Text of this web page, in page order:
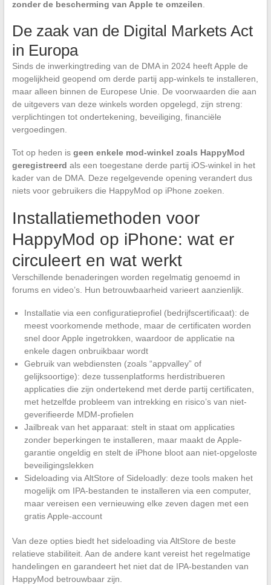
zonder de bescherming van Apple te omzeilen
De zaak van de Digital Markets Act
in Europa
Sinds de inwerkingtreding van de DMA in 2024 heeft Apple de
mogelijkheid geopend om derde partij app-winkels te installeren,
maar alleen binnen de Europese Unie. De voorwaarden die aan
de uitgevers van deze winkels worden opgelegd, zijn streng:
verplichtingen tot ondertekening, beveiliging, financiële
vergoedingen.
Tot op heden is geen enkele mod-winkel zoals HappyMod
geregistreerd als een toegestane derde partij iOS-winkel in het
kader van de DMA. Deze regelgevende opening verandert dus
niets voor gebruikers die HappyMod op iPhone zoeken.
Installatiemethoden voor
HappyMod op iPhone: wat er
circuleert en wat werkt
Verschillende benaderingen worden regelmatig genoemd in
forums en video’s. Hun betrouwbaarheid varieert aanzienlijk.
Installatie via een configuratieprofiel (bedrijfscertificaat): de
meest voorkomende methode, maar de certificaten worden
snel door Apple ingetrokken, waardoor de applicatie na
enkele dagen onbruikbaar wordt
Gebruik van webdiensten (zoals “appvalley” of
gelijksoortige): deze tussenplatforms herdistribueren
applicaties die zijn ondertekend met derde partij certificaten,
met hetzelfde probleem van intrekking en risico’s van niet-
geverifieerde MDM-profielen
Jailbreak van het apparaat: stelt in staat om applicaties
zonder beperkingen te installeren, maar maakt de Apple-
garantie ongeldig en stelt de iPhone bloot aan niet-opgeloste
beveiligingslekken
Sideloading via AltStore of Sideloadly: deze tools maken het
mogelijk om IPA-bestanden te installeren via een computer,
maar vereisen een vernieuwing elke zeven dagen met een
gratis Apple-account
Van deze opties biedt het sideloading via AltStore de beste
relatieve stabiliteit. Aan de andere kant vereist het regelmatige
handelingen en garandeert het niet dat de IPA-bestanden van
HappyMod betrouwbaar zijn.